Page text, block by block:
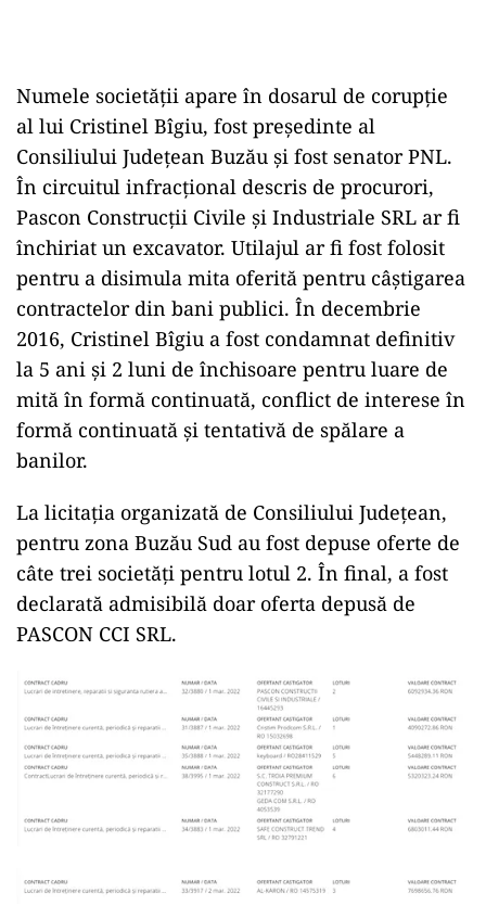
Numele societății apare în dosarul de corupție
al lui Cristinel Bîgiu, fost președinte al
Consiliului Județean Buzău și fost senator PNL.
În circuitul infracțional descris de procurori,
Pascon Construcții Civile și Industriale SRL ar fi
închiriat un excavator. Utilajul ar fi fost folosit
pentru a disimula mita oferită pentru câștigarea
contractelor din bani publici. În decembrie
2016, Cristinel Bîgiu a fost condamnat definitiv
la 5 ani și 2 luni de închisoare pentru luare de
mită în formă continuată, conflict de interese în
formă continuată și tentativă de spălare a
banilor.
La licitația organizată de Consiliului Județean,
pentru zona Buzău Sud au fost depuse oferte de
câte trei societăți pentru lotul 2. În final, a fost
declarată admisibilă doar oferta depusă de
PASCON CCI SRL.